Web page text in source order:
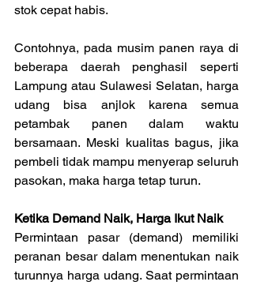
stok cepat habis.
Contohnya, pada musim panen raya di
beberapa daerah penghasil seperti
Lampung atau Sulawesi Selatan, harga
udang bisa anjlok karena semua
petambak panen dalam waktu
bersamaan. Meski kualitas bagus, jika
pembeli tidak mampu menyerap seluruh
pasokan, maka harga tetap turun.
Ketika Demand Naik, Harga Ikut Naik
Permintaan pasar (demand) memiliki
peranan besar dalam menentukan naik
turunnya harga udang. Saat permintaan